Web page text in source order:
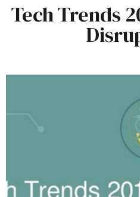
Tech Trends